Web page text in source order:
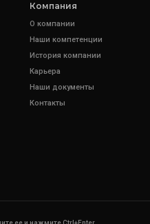
Компания
О компании
Наши компетенции
История компании
Карьера
Наши документы
Контакты